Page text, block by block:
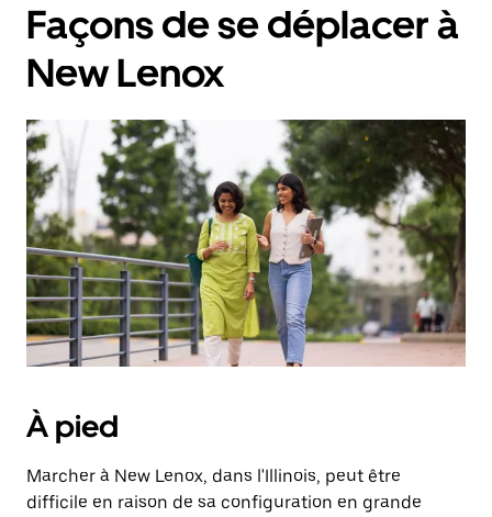
bas
pour
interagir
avec
et
sélectionner
une
date.
Appuyez
sur
la
touche
d'échappement
pour
fermer
le
calendrier.
Façons de se déplacer à
New Lenox
À pied
Marcher à New Lenox, dans l'Illinois, peut être
difficile en raison de sa configuration en grande